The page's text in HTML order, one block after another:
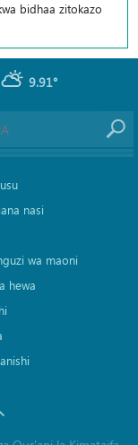
bidhaa zitokazo
9.91°
nasi
wa maoni
hewa